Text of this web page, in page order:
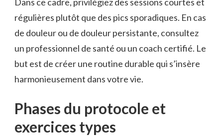
régulières plutôt que des pics sporadiques. En cas
de douleur ou de douleur persistante, consultez
un professionnel de santé ou un coach certifié. Le
but est de créer une routine durable qui s’insère
harmonieusement dans votre vie.
Phases du protocole et
exercices types